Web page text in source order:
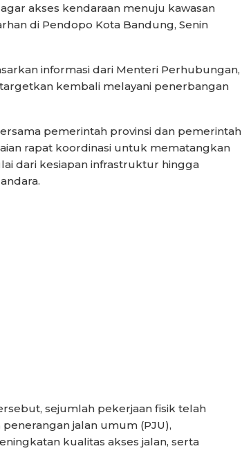
akses kendaraan menuju kawasan
di Pendopo Kota Bandung, Senin
informasi dari Menteri Perhubungan,
kembali melayani penerbangan
pemerintah provinsi dan pemerintah
rapat koordinasi untuk mematangkan
dari kesiapan infrastruktur hingga
sejumlah pekerjaan fisik telah
jalan umum (PJU),
kualitas akses jalan, serta